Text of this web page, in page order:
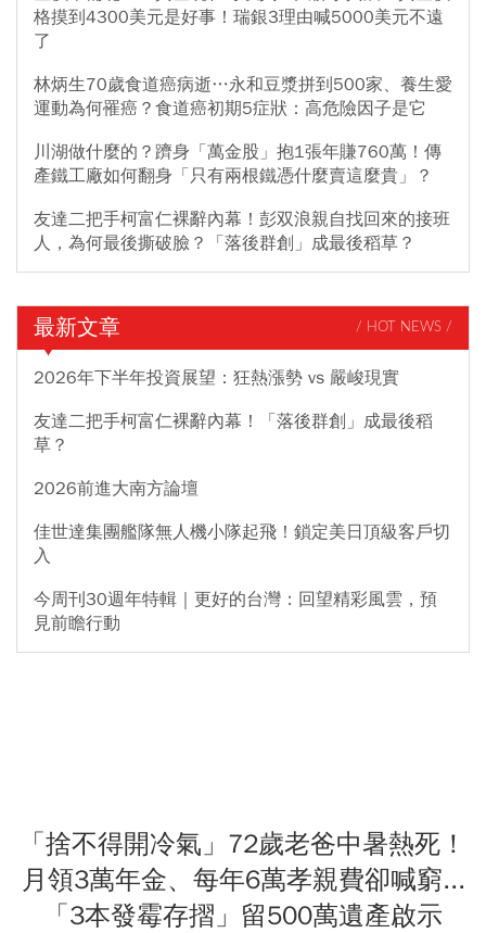
格摸到4300美元是好事！瑞銀3理由喊5000美元不遠
了
林炳生70歲食道癌病逝…永和豆漿拼到500家、養生愛
運動為何罹癌？食道癌初期5症狀：高危險因子是它
川湖做什麼的？躋身「萬金股」抱1張年賺760萬！傳
產鐵工廠如何翻身「只有兩根鐵憑什麼賣這麼貴」？
友達二把手柯富仁裸辭內幕！彭双浪親自找回來的接班
人，為何最後撕破臉？「落後群創」成最後稻草？
最新文章 / HOT NEWS /
2026年下半年投資展望：狂熱漲勢 vs 嚴峻現實
友達二把手柯富仁裸辭內幕！「落後群創」成最後稻
草？
2026前進大南方論壇
佳世達集團艦隊無人機小隊起飛！鎖定美日頂級客戶切
入
今周刊30週年特輯｜更好的台灣：回望精彩風雲，預
見前瞻行動
「捨不得開冷氣」72歲老爸中暑熱死！
月領3萬年金、每年6萬孝親費卻喊窮...
「3本發霉存摺」留500萬遺產啟示